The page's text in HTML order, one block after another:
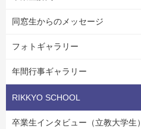
同窓生からのメッセージ
フォトギャラリー
年間行事ギャラリー
RIKKYO SCHOOL
卒業生インタビュー（立教大学生）